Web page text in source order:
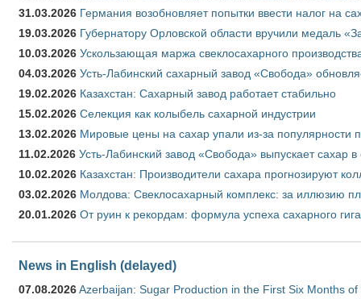
31.03.2026 Германия возобновляет попытки ввести налог на
19.03.2026 Губернатору Орловской области вручили медаль
10.03.2026 Ускользающая маржа свеклосахарного
04.03.2026 Усть-Лабинский сахарный завод «Свобода»
19.02.2026 Казахстан: Сахарный завод работает стабильно
15.02.2026 Селекция как колыбель сахарной индустрии
13.02.2026 Мировые цены на сахар упали из-за популярности
11.02.2026 Усть-Лабинский завод «Свобода» выпускает сахар в
10.02.2026 Казахстан: Производители сахара прогнозируют
03.02.2026 Молдова: Свеклосахарный комплекс: за иллюзию
20.01.2026 От руин к рекордам: формула успеха сахарного
News in English (delayed)
07.08.2026Azerbaijan: Sugar Production in the First Six Months of